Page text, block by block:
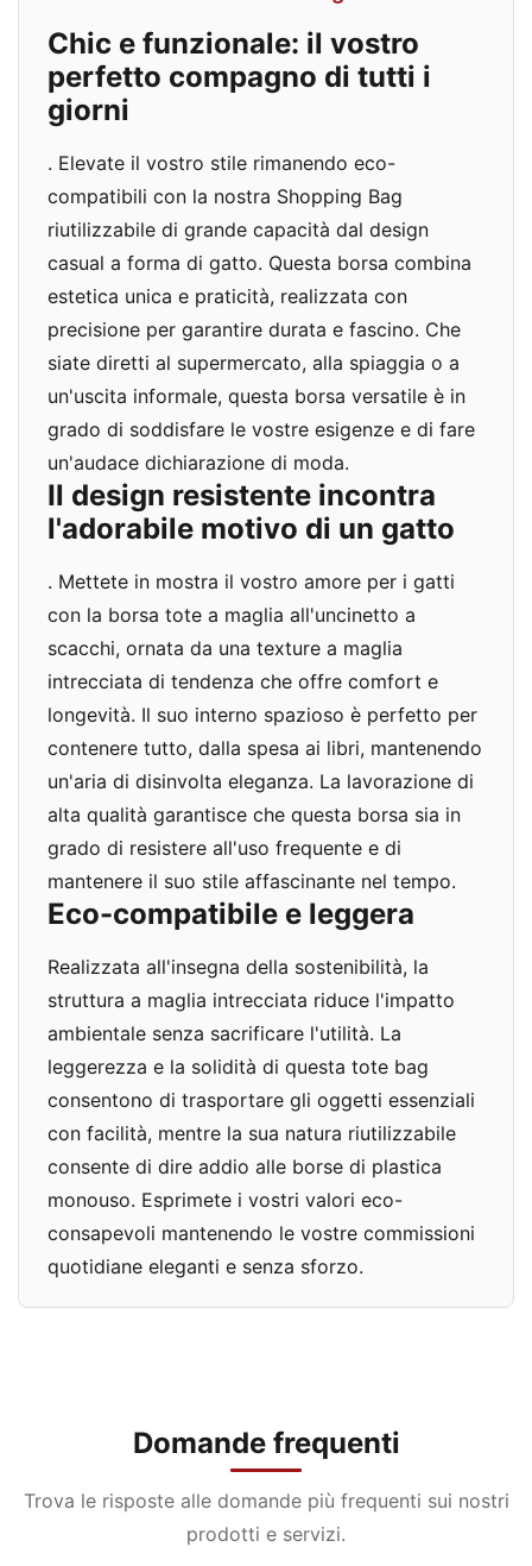
Chic e funzionale: il vostro
perfetto compagno di tutti i
giorni
. Elevate il vostro stile rimanendo eco-
compatibili con la nostra Shopping Bag
riutilizzabile di grande capacità dal design
casual a forma di gatto. Questa borsa combina
estetica unica e praticità, realizzata con
precisione per garantire durata e fascino. Che
siate diretti al supermercato, alla spiaggia o a
un'uscita informale, questa borsa versatile è in
grado di soddisfare le vostre esigenze e di fare
un'audace dichiarazione di moda.
Il design resistente incontra
l'adorabile motivo di un gatto
. Mettete in mostra il vostro amore per i gatti
con la borsa tote a maglia all'uncinetto a
scacchi, ornata da una texture a maglia
intrecciata di tendenza che offre comfort e
longevità. Il suo interno spazioso è perfetto per
contenere tutto, dalla spesa ai libri, mantenendo
un'aria di disinvolta eleganza. La lavorazione di
alta qualità garantisce che questa borsa sia in
grado di resistere all'uso frequente e di
mantenere il suo stile affascinante nel tempo.
Eco-compatibile e leggera
Realizzata all'insegna della sostenibilità, la
struttura a maglia intrecciata riduce l'impatto
ambientale senza sacrificare l'utilità. La
leggerezza e la solidità di questa tote bag
consentono di trasportare gli oggetti essenziali
con facilità, mentre la sua natura riutilizzabile
consente di dire addio alle borse di plastica
monouso. Esprimete i vostri valori eco-
consapevoli mantenendo le vostre commissioni
quotidiane eleganti e senza sforzo.
Domande frequenti
Trova le risposte alle domande più frequenti sui nostri
prodotti e servizi.